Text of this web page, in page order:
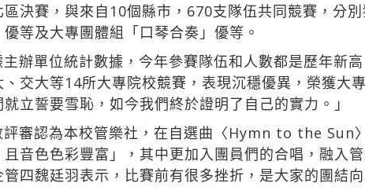
區決賽，與來自10個縣市，670支隊伍共同競賽，分
等及大專團體組「口琴合奏」優等。
主辦單位統計數據，今年參賽隊伍和人數都是歷年新
、交大等14所大專院校競賽，表現沉穩優異，榮獲大
就立誓要雪恥，如今我們終於證明了自己的實力。」
評審認為本校管樂社，在自選曲〈Hymn to the Sun
且音色色彩豐富」，其中更加入團員們的合唱，融入
管四魏廷羽表示，比賽前有很多挫折，是大家的團結